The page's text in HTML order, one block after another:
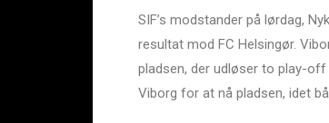
SIF’s modstander på lørdag,
resultat mod FC Helsingør.
pladsen, der udløser to play-
Viborg for at nå pladsen, idet